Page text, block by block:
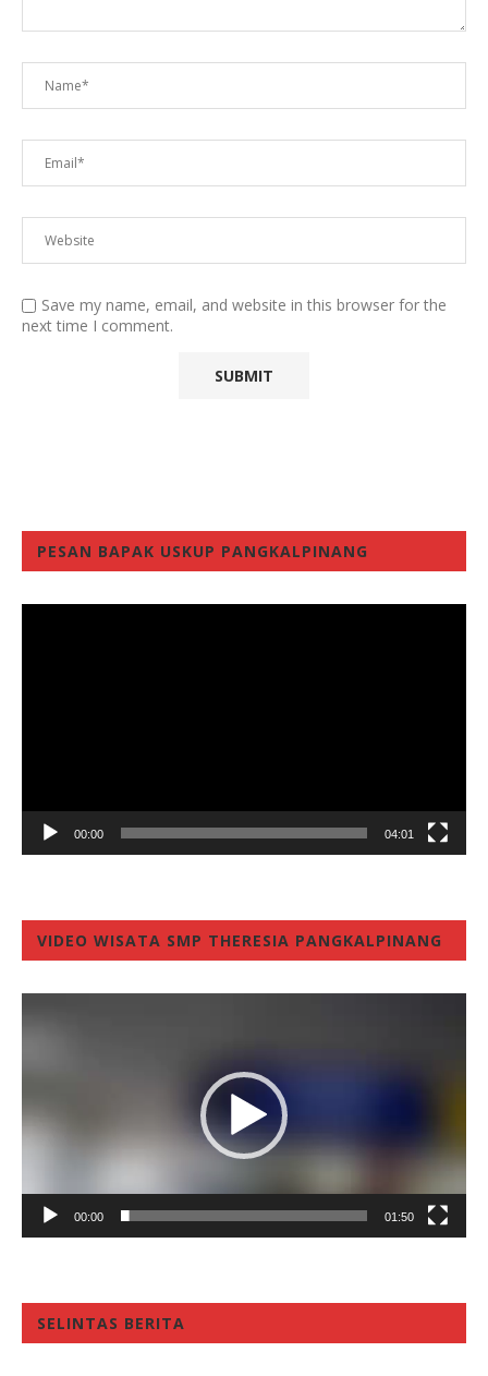
Save my name, email, and website in this browser for the
next time I comment.
PESAN BAPAK USKUP PANGKALPINANG
00:00 04:01
VIDEO WISATA SMP THERESIA PANGKALPINANG
00:00 01:50
SELINTAS BERITA